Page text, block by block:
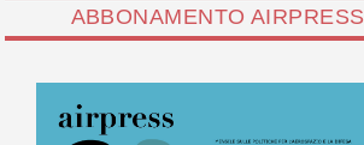
ABBONAMENTO AIRPRESS